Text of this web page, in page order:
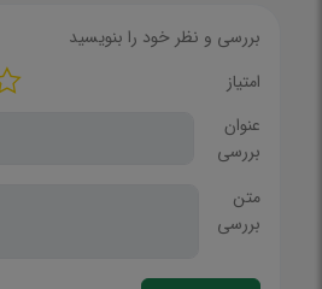
بررسی و نظر خود را بنویسید
امتیاز
عنوان
بررسی
متن
بررسی